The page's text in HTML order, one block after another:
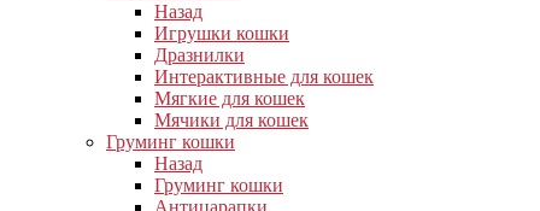
Назад
Игрушки кошки
Дразнилки
Интерактивные для кошек
Мягкие для кошек
Мячики для кошек
Груминг кошки
Назад
Груминг кошки
Антицарапки